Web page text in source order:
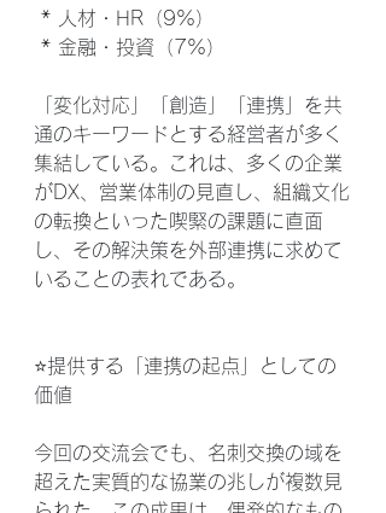
* 人材・HR（9%）
* 金融・投資（7%）
「変化対応」「創造」「連携」を共
通のキーワードとする経営者が多く
集結している。これは、多くの企業
がDX、営業体制の見直し、組織文化
の転換といった喫緊の課題に直面
し、その解決策を外部連携に求めて
いることの表れである。
⭐提供する「連携の起点」としての
価値
今回の交流会でも、名刺交換の域を
超えた実質的な協業の兆しが複数見